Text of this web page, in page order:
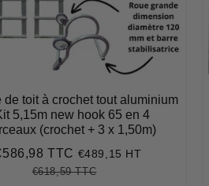
de toit à crochet tout aluminium
5,15m new hook 65 en 4
(crochet + 3 x 1,50m)
TTC €586,98
€489,15 HT
Prix
€618,59 TTC€618,59